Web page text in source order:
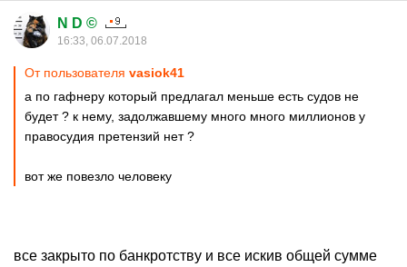
N D ©
16:33, 06.07.2018
От пользователя vasiok41
а по гафнеру который предлагал меньше есть судов не
будет ? к нему, задолжавшему много много миллионов у
правосудия претензий нет ?
вот же повезло человеку
все закрыто по банкротству и все искив общей сумме